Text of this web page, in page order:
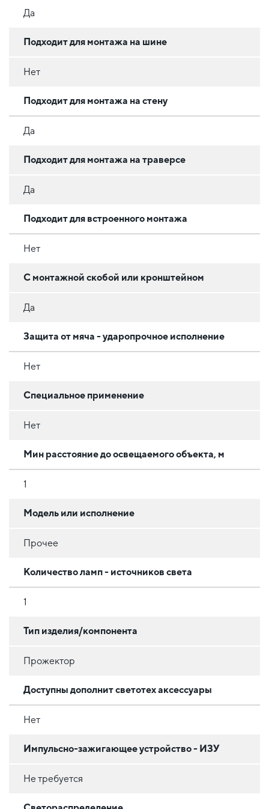
Да
Подходит для монтажа на шине
Нет
Подходит для монтажа на стену
Да
Подходит для монтажа на траверсе
Да
Подходит для встроенного монтажа
Нет
С монтажной скобой или кронштейном
Да
Защита от мяча - ударопрочное исполнение
Нет
Специальное применение
Нет
Мин расстояние до освещаемого объекта, м
1
Модель или исполнение
Прочее
Количество ламп - источников света
1
Тип изделия/компонента
Прожектор
Доступны дополнит светотех аксессуары
Нет
Импульсно-зажигающее устройство - ИЗУ
Не требуется